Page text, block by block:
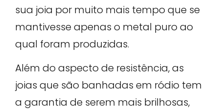
sua joia por muito mais tempo que se
mantivesse apenas o metal puro ao
qual foram produzidas.
Além do aspecto de resistência, as
joias que são banhadas em ródio tem
a garantia de serem mais brilhosas,